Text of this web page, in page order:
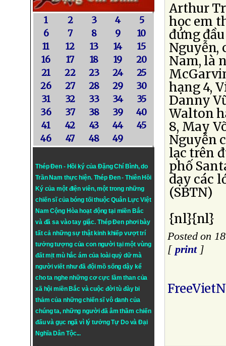
1 2 3 4
5
6
7 8 9
10
11
12 13 14
15
16
17 18 19
20
21
22 23 24
25
26
27 28 29
30
31
32 33 34
35
36
37 38 39
40
41
42 43 44
45
46
47 48 49
Thép Đen - Hồi ký của Đặng Chí Bình, do
Trần Nam thực hiện. Thép Đen- Thiên Hồi
Ký của một điện viên, một trong những
chiến sĩ của bóng tối thuộc Quân Lực Việt
Nam Cộng Hòa hoạt động tại miền Bắc
và đã sa vào tay giặc. Thép Đen phơi bày
tất cả những sự thật kinh khiếp vượt trí
tưởng tượng của con người tại một vùng
đất mịt mù hắc ám của loài quỷ dữ mà
người viết như đã đội mồ sống dậy kể
cho ta nghe những cơ cực lầm than của
xã hội miền Bắc và cuộc đời tù đày bi
thảm của những chiến sĩ vô danh của
chúng ta, những người đã âm thầm chiến
đấu và gục ngã vì lý tưởngTự DovàĐại
Nghĩa Dân Tộc...
Arthur
học em
đứng
Nguyễn,
Nam, là
hạng 4,
Danny
Walton
8, May
Nguyễn
lạc trên
phố
dạy các
(SBTN)
{nl}{nl}
Posted on
[ print]